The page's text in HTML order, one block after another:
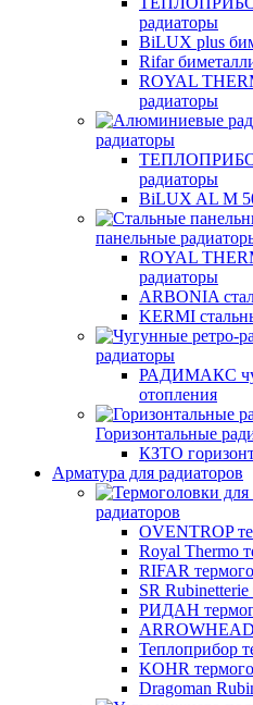
радиаторы
BiLUX plus
Rifar
ROYAL
радиаторы
радиаторы
радиаторы
BiLUX AL M
панельные
ROYAL
радиаторы
ARBONIA
KERMI
радиаторы
РАДИМАКС
отопления
Горизонтальные
КЗТО
Арматура для радиаторов
радиаторов
OVENTROP
Royal Thermo
RIFAR
SR
РИДАН
Теплоприбор
KOHR
Dragoman